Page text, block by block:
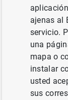
Anterior
ajenas al
servicio.
una
mapa o
instalar
usted
sus